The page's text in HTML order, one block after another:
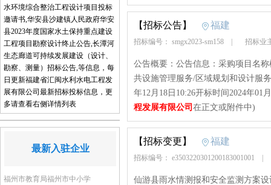
水环境综合整治工程设计项目投标
邀请书,华安县沙建镇人民政府华安
县2023年度国家水土保持重点建设
工程项目勘察设计终止公告,长潭河
生态廊道可持续发展建设（设计、
勘察、测量）招标公告,等信息，每
日更新福建省汇闽水利水电工程发
展有限公司最新招标投标信息，更
多请查看右侧详情列表
最新入驻企业
福州市教育局福州市中小学
【招标公告】 福建
招标编号： smgx2023-sm158 招标业
公告概要：公告信息：采购项目名
共设施管理服务/区域规划和设计服
年12月18日10:26开标时间2024年01
程发展有限公司 在正文或附件中)
【招标变更】 福建
招标编号： e3503220301200183001001
仙游县雨水情测报和安全监测方案